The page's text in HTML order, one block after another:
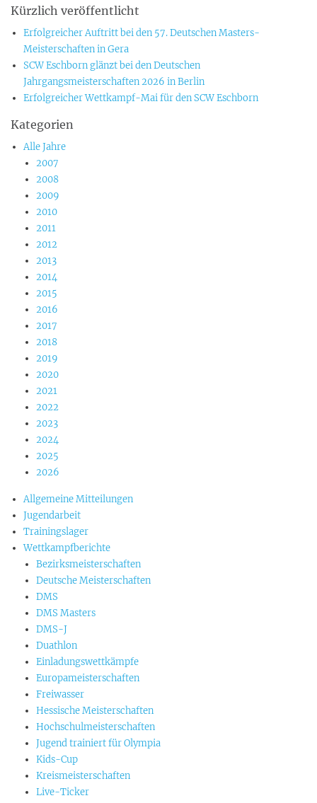
Kürzlich veröffentlicht
Erfolgreicher Auftritt bei den 57. Deutschen Masters-
Meisterschaften in Gera
SCW Eschborn glänzt bei den Deutschen
Jahrgangsmeisterschaften 2026 in Berlin
Erfolgreicher Wettkampf-Mai für den SCW Eschborn
Kategorien
Alle Jahre
2007
2008
2009
2010
2011
2012
2013
2014
2015
2016
2017
2018
2019
2020
2021
2022
2023
2024
2025
2026
Allgemeine Mitteilungen
Jugendarbeit
Trainingslager
Wettkampfberichte
Bezirksmeisterschaften
Deutsche Meisterschaften
DMS
DMS Masters
DMS-J
Duathlon
Einladungswettkämpfe
Europameisterschaften
Freiwasser
Hessische Meisterschaften
Hochschulmeisterschaften
Jugend trainiert für Olympia
Kids-Cup
Kreismeisterschaften
Live-Ticker